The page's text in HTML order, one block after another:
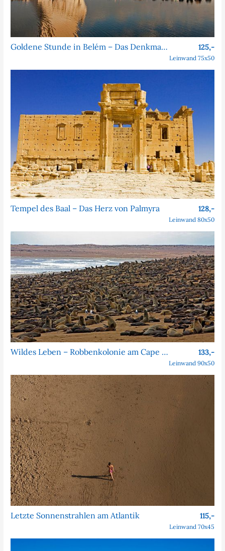
Goldene Stunde in Belém – Das Denkmal der Entdeckungen 125,-
Leinwand 75x50
Tempel des Baal – Das Herz von Palmyra 128,-
Leinwand 80x50
Wildes Leben – Robbenkolonie am Cape Cross 133,-
Leinwand 90x50
Letzte Sonnenstrahlen am Atlantik 115,-
Leinwand 70x45